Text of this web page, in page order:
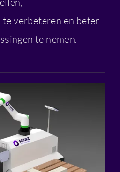
verbeteren en beter
te nemen.